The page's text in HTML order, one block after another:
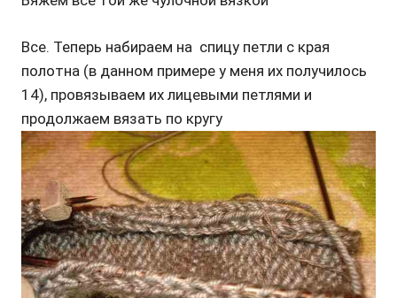
Все. Теперь набираем на спицу петли с края
полотна (в данном примере у меня их получилось
14), провязываем их лицевыми петлями и
продолжаем вязать по кругу